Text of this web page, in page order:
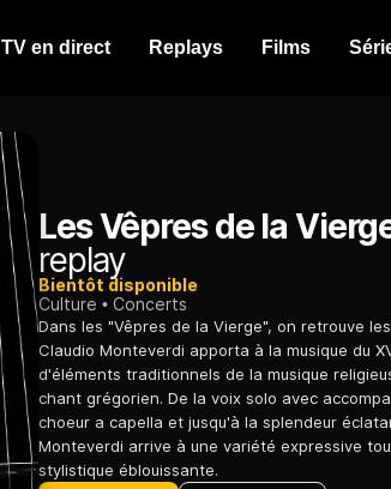
TV en direct Replays Films
Les Vêpres de la
replay
Bientôt disponible
Culture
Concerts
Dans les "Vêpres de la Vierge", on retrouve
Claudio Monteverdi apporta à la musique du
d'éléments traditionnels de la musique
chant grégorien. De la voix solo avec
choeur a capella et jusqu'à la splendeur
Monteverdi arrive à une variété expressive
stylistique éblouissante.